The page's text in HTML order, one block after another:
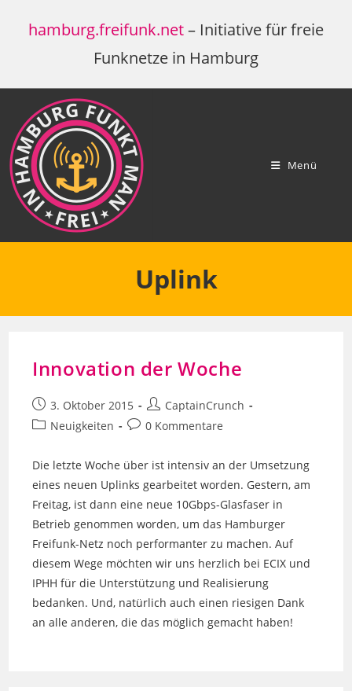
Inhalthamburg.freifunk.net– Initiative für freie
Funknetze in Hamburg
Menü
Uplink
Innovation der Woche
Beitrag
veröffentlicht:
3. Oktober 2015
Beitrags-
Autor:
CaptainCrunch
Beitrags-
Neuigkeiten
Beitrags-
0 Kommentare
Die letzte Woche über ist intensiv an der Umsetzung
eines neuen Uplinks gearbeitet worden. Gestern, am
Freitag, ist dann eine neue 10Gbps-Glasfaser in
Betrieb genommen worden, um das Hamburger
Freifunk-Netz noch performanter zu machen. Auf
diesem Wege möchten wir uns herzlich bei ECIX und
IPHH für die Unterstützung und Realisierung
bedanken. Und, natürlich auch einen riesigen Dank
an alle anderen, die das möglich gemacht haben!